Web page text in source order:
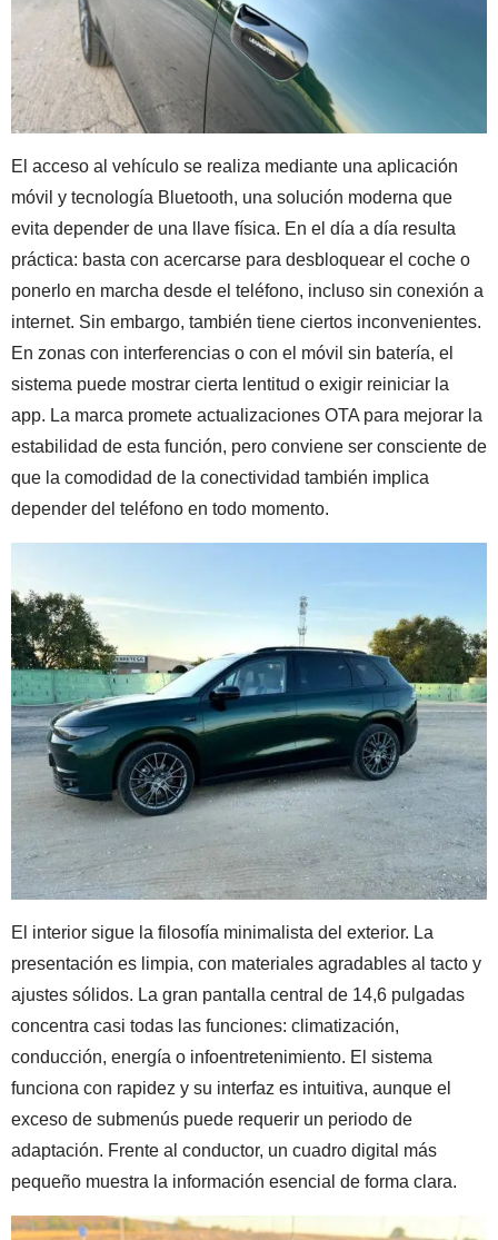
El acceso al vehículo se realiza mediante una aplicación
móvil y tecnología Bluetooth, una solución moderna que
evita depender de una llave física. En el día a día resulta
práctica: basta con acercarse para desbloquear el coche o
ponerlo en marcha desde el teléfono, incluso sin conexión a
internet. Sin embargo, también tiene ciertos inconvenientes.
En zonas con interferencias o con el móvil sin batería, el
sistema puede mostrar cierta lentitud o exigir reiniciar la
app. La marca promete actualizaciones OTA para mejorar la
estabilidad de esta función, pero conviene ser consciente de
que la comodidad de la conectividad también implica
depender del teléfono en todo momento.
El interior sigue la filosofía minimalista del exterior. La
presentación es limpia, con materiales agradables al tacto y
ajustes sólidos. La gran pantalla central de 14,6 pulgadas
concentra casi todas las funciones: climatización,
conducción, energía o infoentretenimiento. El sistema
funciona con rapidez y su interfaz es intuitiva, aunque el
exceso de submenús puede requerir un periodo de
adaptación. Frente al conductor, un cuadro digital más
pequeño muestra la información esencial de forma clara.